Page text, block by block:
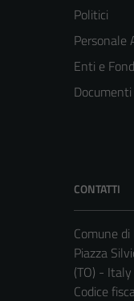
Politici
Personale
Enti e
CONTATTI
Comune
Piazza
(TO) - Italy
Codice